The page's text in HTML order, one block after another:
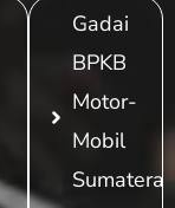
Gadai
BPKB
Motor-
Mobil
Sumatera